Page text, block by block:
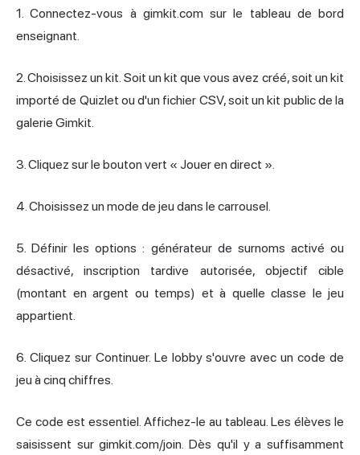
1. Connectez-vous à gimkit.com sur le tableau de bord
enseignant.
2. Choisissez un kit. Soit un kit que vous avez créé, soit un kit
importé de Quizlet ou d'un fichier CSV, soit un kit public de la
galerie Gimkit.
3. Cliquez sur le bouton vert « Jouer en direct ».
4. Choisissez un mode de jeu dans le carrousel.
5. Définir les options : générateur de surnoms activé ou
désactivé, inscription tardive autorisée, objectif cible
(montant en argent ou temps) et à quelle classe le jeu
appartient.
6. Cliquez sur Continuer. Le lobby s'ouvre avec un code de
jeu à cinq chiffres.
Ce code est essentiel. Affichez-le au tableau. Les élèves le
saisissent sur gimkit.com/join. Dès qu'il y a suffisamment